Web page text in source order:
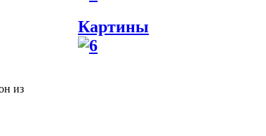
из
Картины